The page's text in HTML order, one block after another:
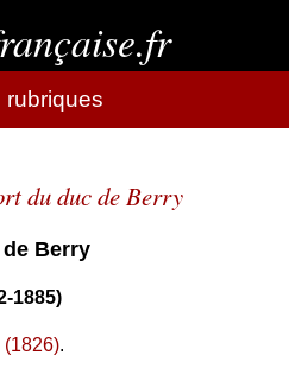
rubriques
du duc de Berry
Berry
1885)
(1826).